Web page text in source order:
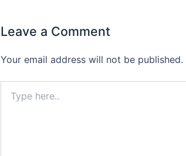
Leave a Comment
Your email address will not be published.
here..